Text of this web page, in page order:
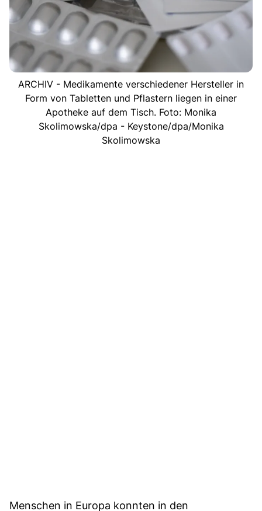
ARCHIV - Medikamente verschiedener Hersteller in
Form von Tabletten und Pflastern liegen in einer
Apotheke auf dem Tisch. Foto: Monika
Skolimowska/dpa - Keystone/dpa/Monika
Skolimowska
Menschen in Europa konnten in den